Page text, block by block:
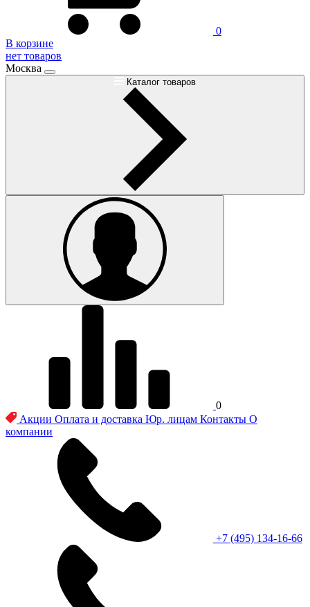
0
В корзине
нет товаров
Москва
Каталог товаров
0
Акции Оплата и доставка Юр. лицам Контакты О
компании
+7 (495) 134-16-66